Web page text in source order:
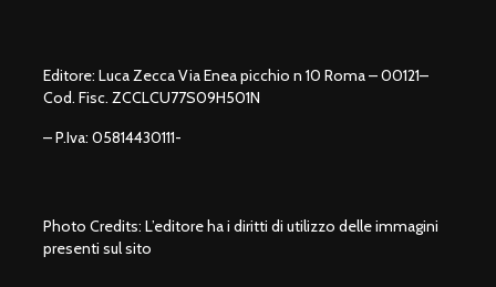
Editore: Luca Zecca Via Enea picchio n 10 Roma – 00121–
Cod. Fisc. ZCCLCU77S09H501N
– P.Iva: 05814430111-
Photo Credits: L’editore ha i diritti di utilizzo delle immagini
presenti sul sito